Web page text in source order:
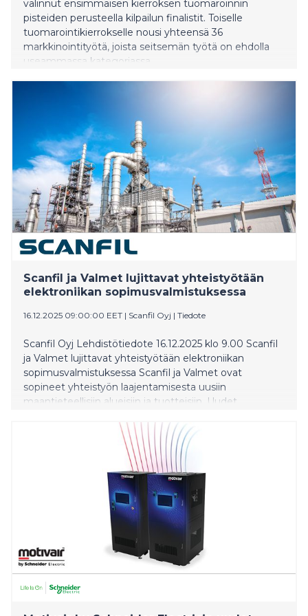
valinnut ensimmäisen kierroksen tuomaroinnin
pisteiden perusteella kilpailun finalistit. Toiselle
tuomarointikierrokselle nousi yhteensä 36
markkinointityötä, joista seitsemän työtä on ehdolla
useammassa kategoriassa.
Scanfil ja Valmet lujittavat yhteistyötään
elektroniikan sopimusvalmistuksessa
16.12.2025 09:00:00 EET | Scanfil Oyj | Tiedote
Scanfil Oyj Lehdistötiedote 16.12.2025 klo 9.00 Scanfil
ja Valmet lujittavat yhteistyötään elektroniikan
sopimusvalmistuksessa Scanfil ja Valmet ovat
sopineet yhteistyön laajentamisesta uusiin
maantieteellisiin alueisiin ja tuotteisiin. Uudet
läsnäoloa ja kasvua useiden tuotteiden ja
tuoteperheiden kautta. "Meillä Valmetilla on erittäin
korkeat standardit kumppaneillemme ja arvostamme
strategista yhteistyötä. Scanfil on pitkän linjan
kumppani, joka ymmärtää liiketoimintatarpeemme.
Uuden Lead the Way -strategian lanseerauksen
jälkeen aloitimme kartoittamaan mahdollisia
yhteistyökumppaneita, jotka voisivat tukea meitä
kunnianhimoisten kasvutavoitteidemme
saavuttamisessa", kertoo Heikki Huida, Valmetin EMS-
kategoriapäällikkö. "Scanfil valittiin, koska
maantieteellisesti heidän operaationsa kattavat hyvin